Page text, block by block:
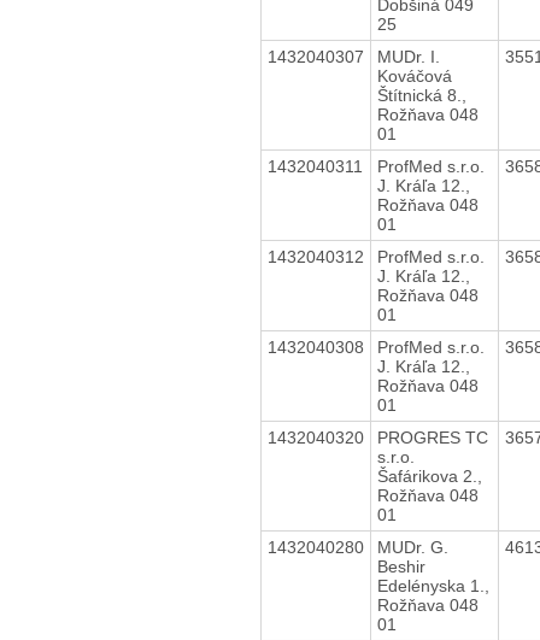
Dobšiná 049
25
1432040307
MUDr. I.
Kováčová
Štítnická 8.,
Rožňava 048
01
1432040311
ProfMed s.r.o.
J. Kráľa 12.,
Rožňava 048
01
1432040312
ProfMed s.r.o.
J. Kráľa 12.,
Rožňava 048
01
1432040308
ProfMed s.r.o.
J. Kráľa 12.,
Rožňava 048
01
1432040320
PROGRES TC
s.r.o.
Šafárikova 2.,
Rožňava 048
01
1432040280
MUDr. G.
Beshir
Edelényska 1.,
Rožňava 048
01